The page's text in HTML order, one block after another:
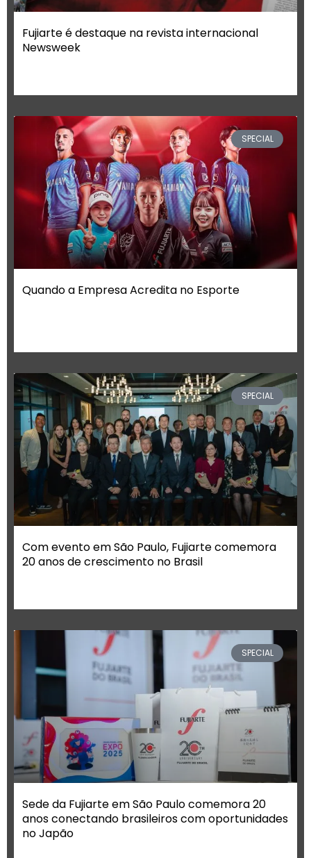
Fujiarte é destaque na revista internacional
Newsweek
SPECIAL
Quando a Empresa Acredita no Esporte
SPECIAL
Com evento em São Paulo, Fujiarte comemora
20 anos de crescimento no Brasil
SPECIAL
Sede da Fujiarte em São Paulo comemora 20
anos conectando brasileiros com oportunidades
no Japão